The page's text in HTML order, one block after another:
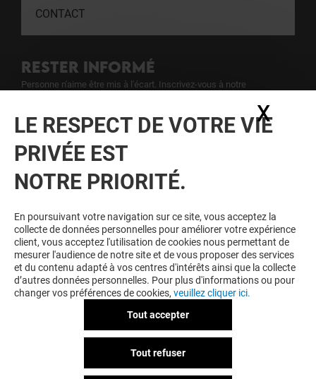
CONTACT
RESTER INFORMÉ
Personne n'aime être mis à l'écart. Inscrivez-vous à notre
Voir notre politique de protection des
données personelles.
FIDELE
Devenez membre de L'esplanade pour bénéficier
d'avantages, d'offres et de services exclusifs dans
votre Centre Commercial L'esplanade et chez nos
partenaires.
Règlement Intérieur
LE RESPECT DE VOTRE VIE
PRIVÉE EST
NOTRE PRIORITÉ.
En poursuivant votre navigation sur ce site, vous acceptez la
collecte de données personnelles pour améliorer votre expérience
client, vous acceptez l'utilisation de cookies nous permettant de
mesurer l'audience de notre site et de vous proposer des services
et du contenu adapté à vos centres d'intérêts ainsi que la collecte
d’autres données personnelles. Pour plus d'informations ou pour
changer vos préférences de cookies, veuillez cliquer ici.
Tout accepter
Tout refuser
X